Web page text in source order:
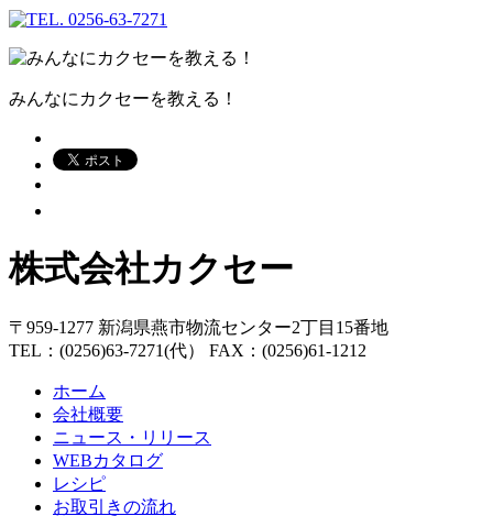
みんなにカクセーを教える！
株式会社カクセー
〒959-1277 新潟県燕市物流センター2丁目15番地
TEL：(0256)63-7271(代） FAX：(0256)61-1212
ホーム
会社概要
ニュース・リリース
WEBカタログ
レシピ
お取引きの流れ